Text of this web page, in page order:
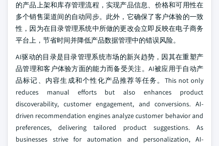
的产品上架和库存管理流程，实现产品信息、价格和可用性在
多个销售渠道间的自动同步。此外，它确保了客户体验的一致
性，因为在目录管理系统中所做的更改会立即反映在电子商务
平台上，节省时间并降低产品数据管理中的错误风险。
AI驱动的目录是目录管理系统市场的新兴趋势，因其在重塑产
品管理和客户体验方面的能力而备受关注。AI被应用于自动产
品标记、内容生成和个性化产品推荐等任务。This not only
reduces manual efforts but also enhances product
discoverability, customer engagement, and conversions. AI-
driven recommendation engines analyze customer behavior and
preferences, delivering tailored product suggestions. As
businesses strive for automation and personalization, AI-